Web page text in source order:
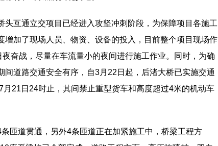
头互通立交项目已经进入攻坚冲刺阶段，为保障项目各施工
增加了现场人员、物资、设备的投入，目前整个项目现场作
奋战，尽量在车流量小的夜间进行施工作业。同时，为确
间道路交通安全有序，自3月22日起，后渚大桥已实施交通
21日24时止，其间禁止重型货车和高度超过4米的机动车
匝道贯通，另外4条匝道正在加紧施工中，桥梁工程方